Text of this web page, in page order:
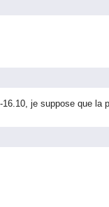
je suppose que la